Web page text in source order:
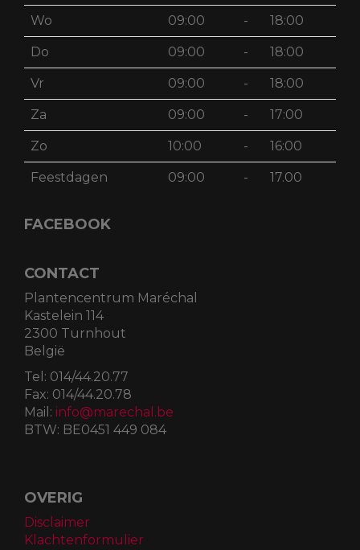
Wo 09:00 - 18:00
Do 09:00 - 18:00
Vr 09:00 - 18:00
Za 09:00 - 17:00
Zo 10:00 - 16:00
Feestdagen 09:00 - 17.00
FACEBOOK
CONTACT
Plantencentrum Maréchal
Kastelein 114
2300 Turnhout
België
Tel: 014/44.20.77
Fax: 014/44.20.78
Mail: info@marechal.be
BTW: BE0451 449 084
OVERIG
Disclaimer
Klachtenformulier